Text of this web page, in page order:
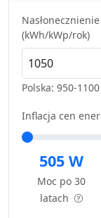
Nasłonecznienie
(kWh/kWp/rok)
Polska: 950-1100
Inflacja cen
505 W
Moc po 30
latach